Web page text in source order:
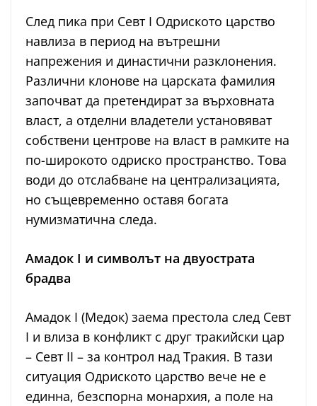
След пика при Севт I Одриското царство
навлиза в период на вътрешни
напрежения и династични разклонения.
Различни клонове на царската фамилия
започват да претендират за върховната
власт, а отделни владетели установяват
собствени центрове на власт в рамките на
по-широкото одриско пространство. Това
води до отслабване на централизацията,
но същевременно оставя богата
нумизматична следа.
Амадок I и символът на двуострата
брадва
Амадок I (Медок) заема престола след Севт
I и влиза в конфликт с друг тракийски цар
– Севт II – за контрол над Тракия. В тази
ситуация Одриското царство вече не е
единна, безспорна монархия, а поле на